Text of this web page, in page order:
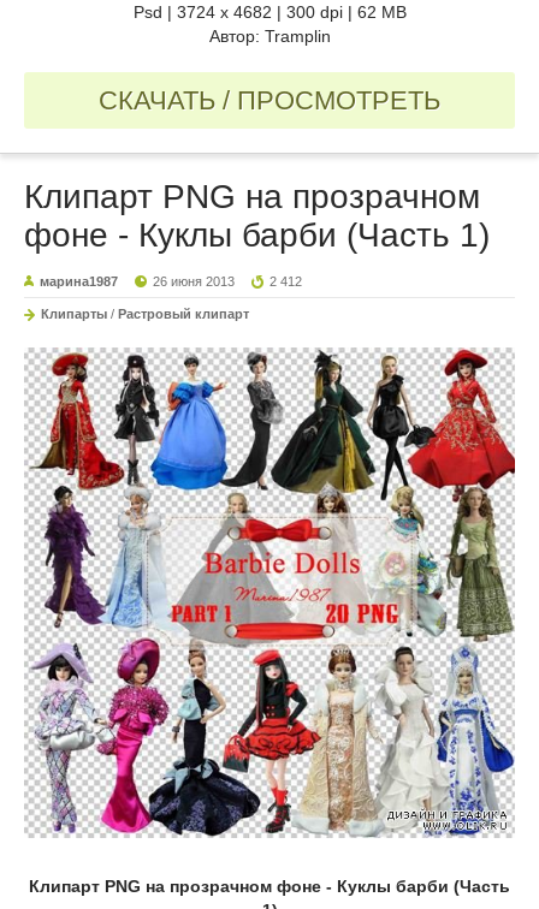
Psd | 3724 x 4682 | 300 dpi | 62 MB
Автор: Tramplin
СКАЧАТЬ / ПРОСМОТРЕТЬ
Клипарт PNG на прозрачном
фоне - Куклы барби (Часть 1)
марина1987 26 июня 2013 2 412
Клипарты / Растровый клипарт
Клипарт PNG на прозрачном фоне - Куклы барби (Часть